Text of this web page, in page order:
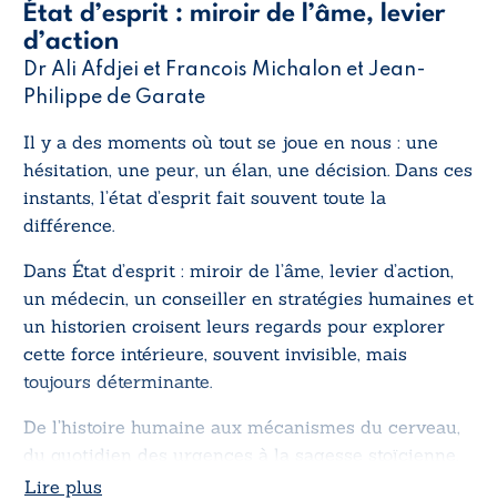
État d’esprit : miroir de l’âme, levier
d’action
Dr Ali Afdjei et Francois Michalon et Jean-
Philippe de Garate
Il y a des moments où tout se joue en nous : une
hésitation, une peur, un élan, une décision. Dans ces
instants, l’état d’esprit fait souvent toute la
différence.
Dans État d’esprit : miroir de l’âme, levier d’action,
un médecin, un conseiller en stratégies humaines et
un historien croisent leurs regards pour explorer
cette force intérieure, souvent invisible, mais
toujours déterminante.
De l’histoire humaine aux mécanismes du cerveau,
du quotidien des urgences à la sagesse stoïcienne,
cet ouvrage invite à mieux comprendre ce qui nous
Lire plus